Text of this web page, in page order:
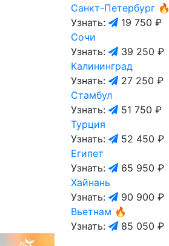
Санкт-Петербург 🔥
Узнать:
19 750 ₽
Сочи
Узнать:
39 250 ₽
Калининград
Узнать:
27 250 ₽
Стамбул
Узнать:
51 750 ₽
Турция
Узнать:
52 450 ₽
Египет
Узнать:
65 950 ₽
Хайнань
Узнать:
90 900 ₽
Вьетнам 🔥
Узнать:
85 050 ₽